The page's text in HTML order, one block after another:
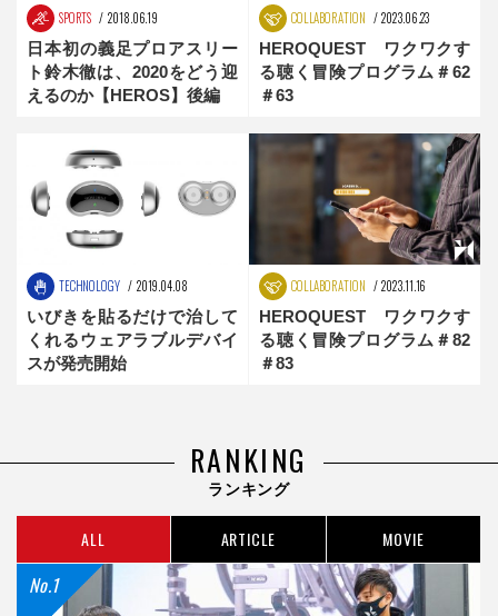
SPORTS 2018.06.19
日本初の義足プロアスリー
ト鈴木徹は、2020をどう迎
えるのか【HEROS】後編
COLLABORATION 2023.06.23
HEROQUEST ワクワクす
る聴く冒険プログラム＃62
＃63
TECHNOLOGY 2019.04.08
いびきを貼るだけで治して
くれるウェアラブルデバイ
スが発売開始
COLLABORATION 2023.11.16
HEROQUEST ワクワクす
る聴く冒険プログラム＃82
＃83
RANKING
ランキング
ALL ARTICLE MOVIE